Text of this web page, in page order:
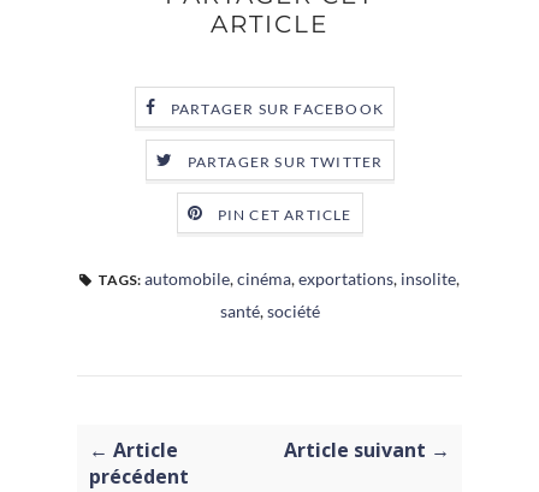
ARTICLE
PARTAGER SUR FACEBOOK
PARTAGER SUR TWITTER
PIN CET ARTICLE
TAGS: automobile,cinéma,exportations, insolite,
santé,société
← Article
précédent
Article suivant →